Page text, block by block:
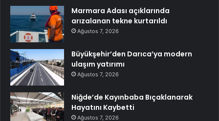
Marmara Adası açıklarında
arızalanan tekne kurtarıldı
Ağustos 7, 2026
Büyükşehir’den Darıca’ya modern
ulaşım yatırımı
Ağustos 7, 2026
Niğde’de Kayınbaba Bıçaklanarak
Hayatını Kaybetti
Ağustos 7, 2026